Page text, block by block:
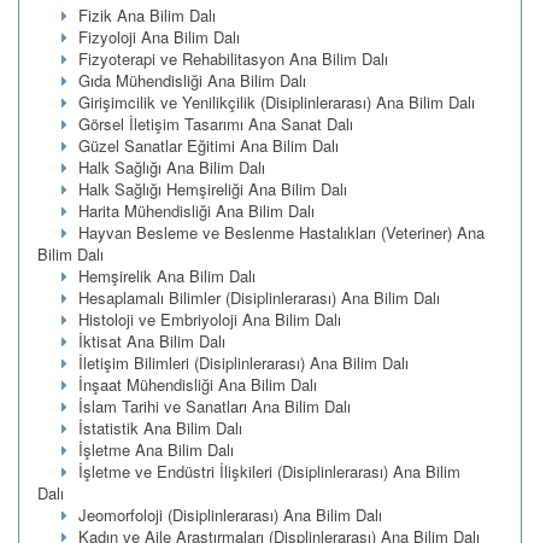
Fizik Ana Bilim Dalı
Fizyoloji Ana Bilim Dalı
Fizyoterapi ve Rehabilitasyon Ana Bilim Dalı
Gıda Mühendisliği Ana Bilim Dalı
Girişimcilik ve Yenilikçilik (Disiplinlerarası) Ana Bilim Dalı
Görsel İletişim Tasarımı Ana Sanat Dalı
Güzel Sanatlar Eğitimi Ana Bilim Dalı
Halk Sağlığı Ana Bilim Dalı
Halk Sağlığı Hemşireliği Ana Bilim Dalı
Harita Mühendisliği Ana Bilim Dalı
Hayvan Besleme ve Beslenme Hastalıkları (Veteriner) Ana
Bilim Dalı
Hemşirelik Ana Bilim Dalı
Hesaplamalı Bilimler (Disiplinlerarası) Ana Bilim Dalı
Histoloji ve Embriyoloji Ana Bilim Dalı
İktisat Ana Bilim Dalı
İletişim Bilimleri (Disiplinlerarası) Ana Bilim Dalı
İnşaat Mühendisliği Ana Bilim Dalı
İslam Tarihi ve Sanatları Ana Bilim Dalı
İstatistik Ana Bilim Dalı
İşletme Ana Bilim Dalı
İşletme ve Endüstri İlişkileri (Disiplinlerarası) Ana Bilim
Dalı
Jeomorfoloji (Disiplinlerarası) Ana Bilim Dalı
Kadın ve Aile Araştırmaları (Displinlerarası) Ana Bilim Dalı